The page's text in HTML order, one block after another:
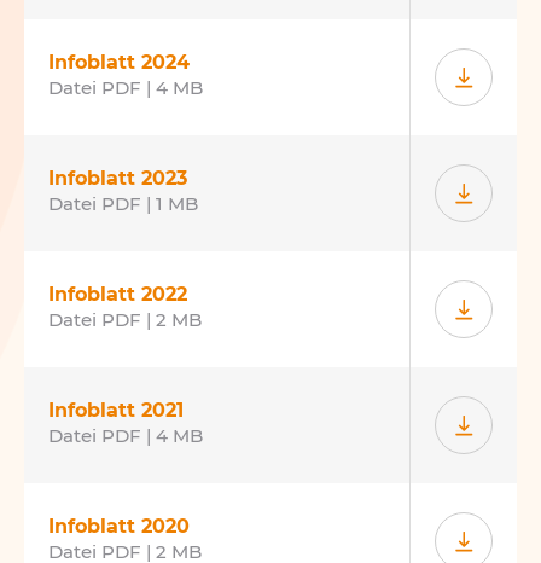
Infoblatt 2024
Datei PDF | 4 MB
Infoblatt 2023
Datei PDF | 1 MB
Infoblatt 2022
Datei PDF | 2 MB
Infoblatt 2021
Datei PDF | 4 MB
Infoblatt 2020
Datei PDF | 2 MB